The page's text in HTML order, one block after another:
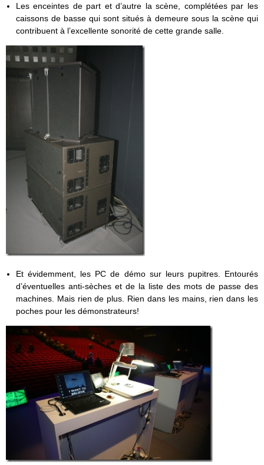
Les enceintes de part et d’autre la scène, complétées par les
caissons de basse qui sont situés à demeure sous la scène qui
contribuent à l’excellente sonorité de cette grande salle.
Et évidemment, les PC de démo sur leurs pupitres. Entourés
d’éventuelles anti-sèches et de la liste des mots de passe des
machines. Mais rien de plus. Rien dans les mains, rien dans les
poches pour les démonstrateurs!